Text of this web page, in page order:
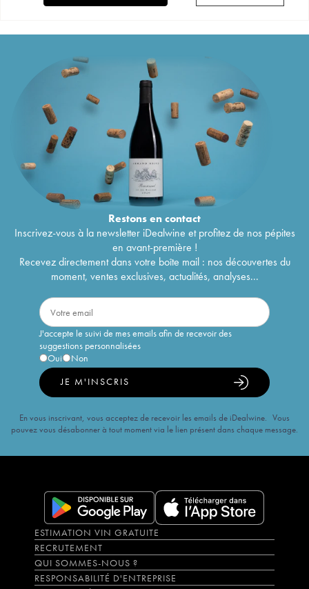
Restons encontact
Inscrivez-vous à la newsletter iDealwine et profitez de nos pépites
en avant-première !
Recevez directement dans votre boîte mail : nos découvertes du
moment, ventes exclusives, actualités, analyses...
J'accepte le suivi de mes emails afin de recevoir des
suggestions personnalisées
Oui
Non
JE M'INSCRIS
En vous inscrivant, vous acceptez de recevoir les emails de iDealwine. Vous
pouvez vous désabonner à tout moment via le lien présent dans chaque message.
ESTIMATION VIN GRATUITE
RECRUTEMENT
QUI SOMMES-NOUS ?
RESPONSABILITÉ D'ENTREPRISE